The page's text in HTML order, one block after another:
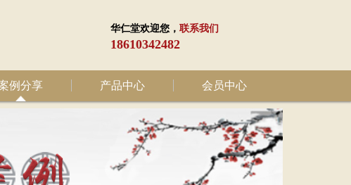
华仁堂欢迎您， 联系我们
18610342482
例分享 产品中心 会员中心